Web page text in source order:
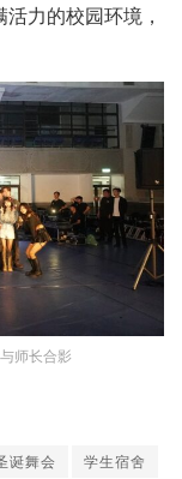
力的校园环境，
师长合影
诞舞会 学生宿舍